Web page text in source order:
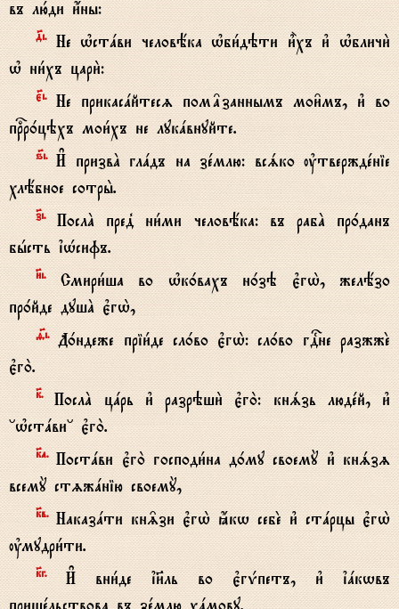
въ лю1ди и4ны:
д7i.Не њстaви человёка њби1дэти и5хъ и3 њбличи2
њ ни1хъ цари2:
є7i.Не прикасaйтесz пом†заннымъ мои6мъ, и3 во
прbр0цэхъ мои1хъ не лукaвнуйте.
ѕ7i.И# призвA глaдъ на зeмлю: всsко ўтверждeніе
хлёбное сотры2.
з7i.ПослA пред8 ни1ми человёка: въ рабA пр0данъ
бhсть їHсифъ.
}i.Смири1ша во њк0вахъ н0зэ є3гw2, желёзо
пр0йде душA є3гw2,
f7i.Д0ндеже пріи1де сл0во є3гw2: сл0во гDне разжжE
є3го2.
к7.ПослA цaрь и3 разрэши2 є3го2: кнsзь людeй, и3
°њстaви° є3го2.
к7а.Постaви є3го2 господи1на д0му своемY и3 кнsзz
всемY стzжaнію своемY,
к7в.Наказaти кн‰зи є3гw2 ћкw себE и3 стaрцы є3гw2
ўмудри1ти.
к7г.И# вни1де ї}ль во є3гЂпетъ, и3 їaкwвъ